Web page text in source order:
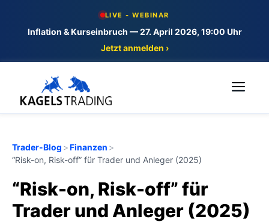
LIVE - WEBINAR
Inflation & Kurseinbruch — 27. April 2026, 19:00 Uhr
Jetzt anmelden ›
Trader-Blog >Finanzen >
“Risk-on, Risk-off” für Trader und Anleger (2025)
“Risk-on, Risk-off” für
Trader und Anleger (2025)